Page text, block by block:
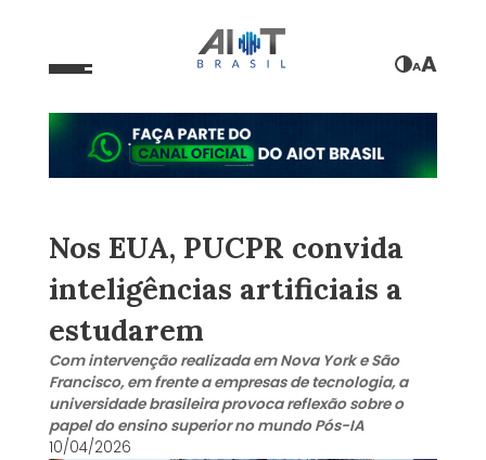
AA
Nos EUA, PUCPR convida
inteligências artificiais a
estudarem
Com intervenção realizada em Nova York e São
Francisco, em frente a empresas de tecnologia, a
universidade brasileira provoca reflexão sobre o
papel do ensino superior no mundo Pós-IA
10/04/2026